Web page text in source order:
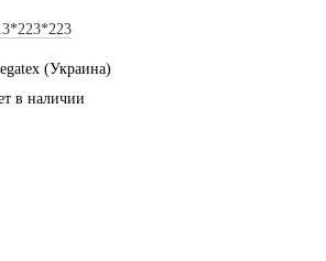
(Украина)
в наличии